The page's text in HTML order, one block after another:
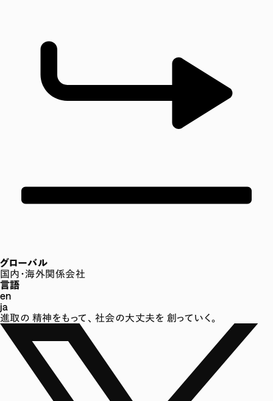
グローバル
国内・海外関係会社
言語
en
ja
進取の 精神をもって、 社会の大丈夫を 創っていく。